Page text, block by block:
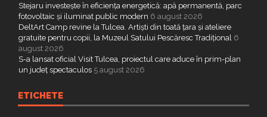
Stejaru investește în eficiența energetică: apă permanentă, parc
fotovoltaic și iluminat public modern 6 august 2026
DeltArt Camp revine la Tulcea. Artiști din toată țara și ateliere
gratuite pentru copii, la Muzeul Satului Pescăresc Tradițional 6
august 2026
S-a lansat oficial Visit Tulcea, proiectul care aduce în prim-plan
un județ spectaculos 5 august 2026
ETICHETE